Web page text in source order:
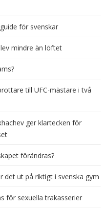
för svenskar
mindre än löftet
till UFC-mästare i två
ger klartecken för
förändras?
det ut på riktigt i svenska gym
för sexuella trakasserier